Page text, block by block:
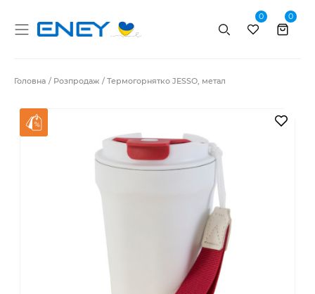
Пошук
0 0
Головна Розпродаж Термогорнятко JESSO, метал
В